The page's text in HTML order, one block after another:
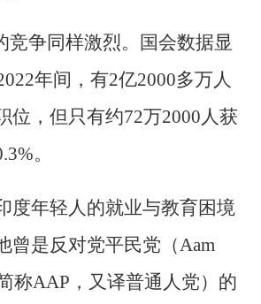
竞争同样激烈。国会数据显
年间，有2亿2000多万人
位，但只有约72万2000人获
。
度年轻人的就业与教育困境
曾是反对党平民党（Aam
称AAP，又译普通人党）的